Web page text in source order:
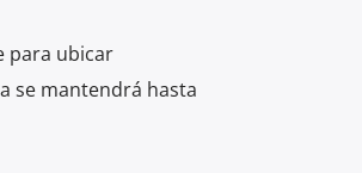
para ubicar
se mantendrá hasta